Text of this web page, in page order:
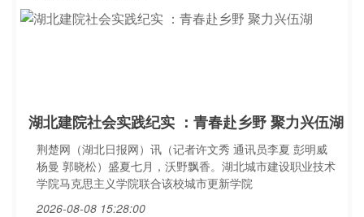
湖北建院社会实践纪实 ：青春赴乡野 聚力兴伍湖
荆楚网（湖北日报网）讯（记者许文秀 通讯员李夏 彭明威
杨曼 郭晓松）盛夏七月，沃野飘香。湖北城市建设职业技术
学院马克思主义学院联合该校城市更新学院
2026-08-08 15:28:00